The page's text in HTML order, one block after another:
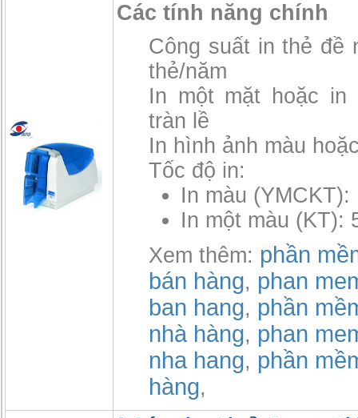
Các tính năng chính
Công suất in thẻ đề
thẻ/năm
In một mặt hoặc in
tràn lề
In hình ảnh màu
Tốc độ in:
In màu
In một màu (KT):
Xem thêm: phần
bán hàng, phan
ban hang, phần
nhà hàng, phan
nha hang, phần
hàng,